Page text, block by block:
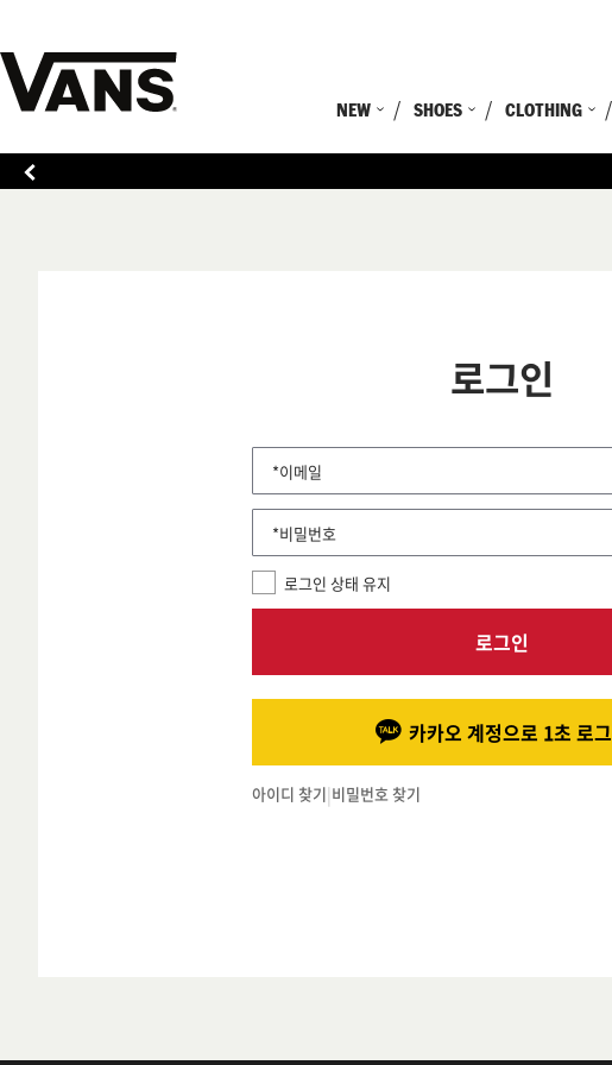
NEW SHOES CLOTHING
로그인
*이메일
*비밀번호
로그인 상태 유지
로그인
카카오 계정으로 1초 로
아이디 찾기|비밀번호 찾기